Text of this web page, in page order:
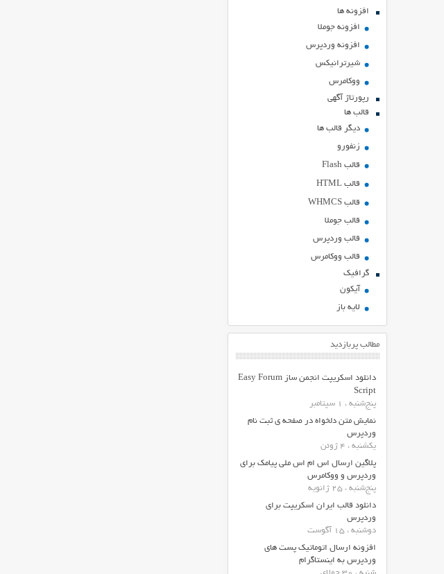
افزونه ها
افزونه جوملا
افزونه وردپرس
شیرترانیکس
ووکامرس
رپورتاژ آگهی
قالب ها
دیگر قالب ها
زنفورو
قالب Flash
قالب HTML
قالب WHMCS
قالب جوملا
قالب وردپرس
قالب ووکامرس
گرافیک
آیکون
لایه باز
مطالب پربازدید
دانلود اسکریپت انجمن ساز Easy Forum
Script
پنج‌شنبه ، 1 سپتامبر
نمایش متن دلخواه در صفحه ی ثبت نام
وردپرس
یکشنبه ، 4 ژوئن
پلاگین ارسال اس ام اس ملی پیامک برای
وردپرس و ووکامرس
پنج‌شنبه ، 25 ژانویه
دانلود قالب ایران اسکریپت برای
وردپرس
دوشنبه ، 15 آگوست
افزونه ارسال اتوماتیک پست های
وردپرس به اینستاگرام